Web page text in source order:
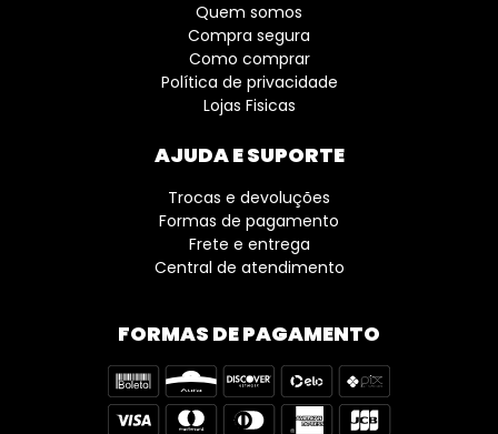
Quem somos
Compra segura
Como comprar
Política de privacidade
Lojas Fisicas
AJUDA E SUPORTE
Trocas e devoluções
Formas de pagamento
Frete e entrega
Central de atendimento
FORMAS DE PAGAMENTO